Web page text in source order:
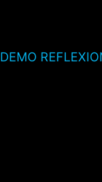
DEMO